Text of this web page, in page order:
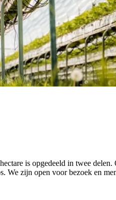
is opgedeeld in twee delen.
We zijn open voor bezoek en